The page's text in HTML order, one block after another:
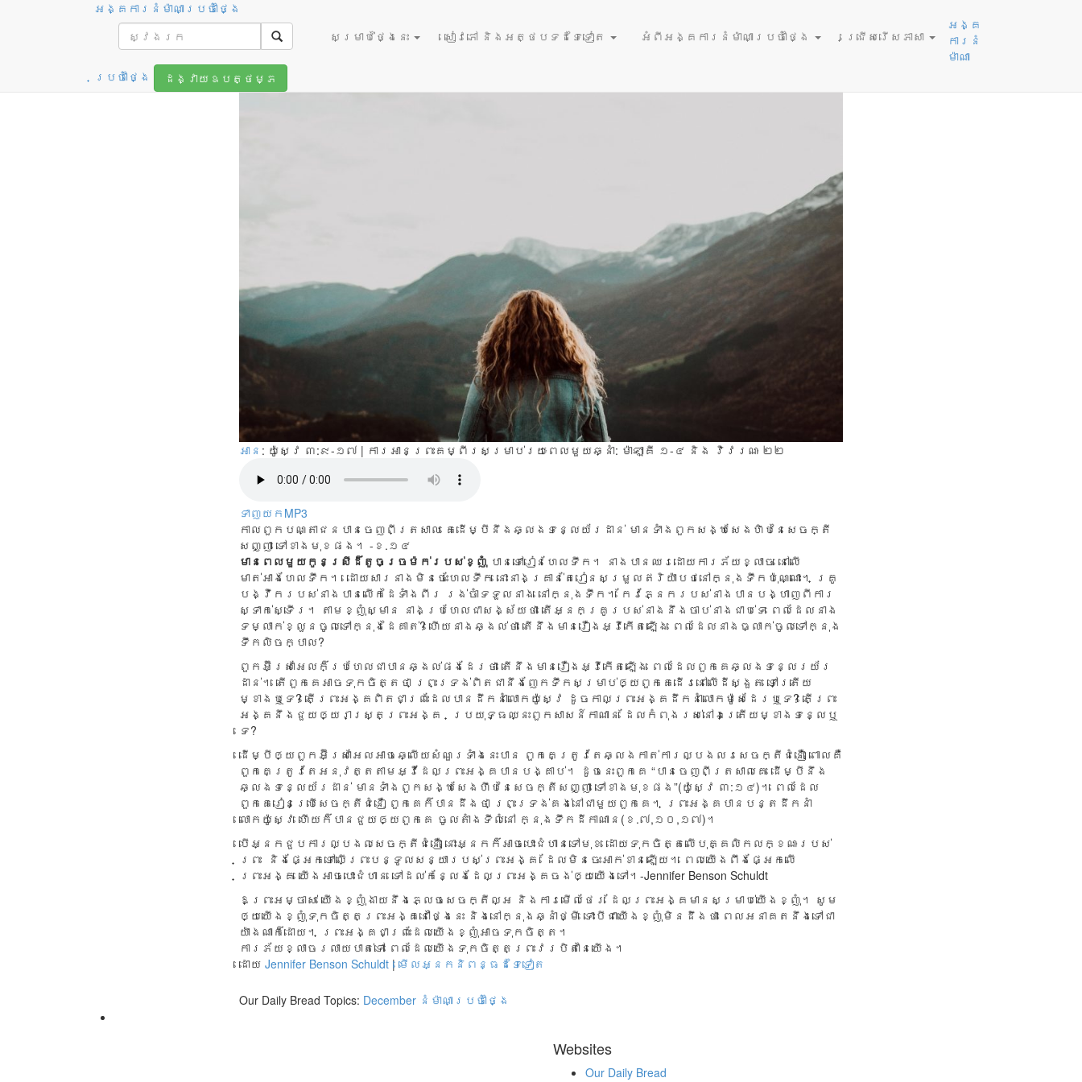
អង្គការនំម៉ាណាប្រចាំថ្ងៃ
សម្រាប់ថ្ងៃនេះ
សៀវភៅ និងអត្ថបទដទៃទៀត អំពីអង្គការនំម៉ាណាប្រចាំថ្ងៃ ជ្រើសរើសភាសា
អង្គ
ការនំ
ម៉ាណា
ប្រចាំថ្ងៃ
ដង្វាយឧបត្ថម្ភ
ឈរនៅមាត់ជ្រោះ
អាន : យ៉ូស្វេ ៣:៩-១៧ | ការអានព្រះគម្ពីរសម្រាប់រយៈពេលមួយឆ្នាំ: ម៉ាឡាគី ១-៤ និង វិវរណៈ ២២
ទាញយកMP3
កាល​ពួក​បណ្តាជន​បាន​ចេញ​ពី​ត្រសាល គេ​ដើម្បី​នឹង​ឆ្លង​ទន្លេ​យ័រដាន់ មាន​ទាំង​ពួក​សង្ឃ​សែង​ហិប​នៃ​សេចក្តី​
សញ្ញា ទៅ​ខាង​មុខ​ផង។ -ខ.១៤
មា នពេលមួយកូនស្រីដ៏តូចច្រម៉ក់របស់ខ្ញុំ បានទៅរៀនហែលទឹក។ នាងបានឈរដោយការភ័យខ្លាច នៅលើ
មាត់អាងហែលទឹក។ ដោយសារនាងមិនចេះហែលទឹក នោះនាងគ្រាន់តែរៀនសម្រួលឥរិយ៉ាបថនៅក្នុងទឹកប៉ុណ្ណោះ។ គ្រូ
បង្វឹករបស់នាងបានលើកដៃទាំងពីរ រង់ចាំទទួលនាង នៅក្នុងទឹក។ កែវភ្នែករបស់នាងបានបង្ហាញពីការ
ស្ទាក់ស្ទើរ។ តាមខ្ញុំស្មាន នាងប្រហែលជាសង្ស័យថា តើអ្នកគ្រូរបស់នាងនឹងចាប់នាងជាប់ទេ ពេលដែលនាង
ទម្លាក់ខ្លួនចូលទៅក្នុងដៃគាត់? ហើយនាងឆ្ងល់ថា តើនឹងមានរឿងអ្វីកើតឡើង ពេលដែលនាងធ្លាក់ចូលទៅក្នុង
ទឹកលិចក្បាល?
ពួកអ៊ីស្រាអែលក៏ប្រហែលជាបានឆ្ងល់ផងដែរថា តើនឹងមានរឿងអ្វីកើតឡើង ពេលដែលពួកគេឆ្លងទន្លេរយ័រ
ដាន់។ តើពួកគេអាចទុកចិត្តថា ព្រះទ្រង់ពិតជានឹងញែកទឹកសម្រាប់ឲ្យពួកគេដើរនៅលើដីស្ងួត ទៅត្រើយ
ម្ខាងឬទេ? តើព្រះអង្គពិតជាព្រះដែលបានដឹកនាំលោកយ៉ូស្វេ ដូចកាលព្រះអង្គដឹកនាំលោកម៉ូសេដែរឬទេ? តើព្រះ
អង្គនឹងជួយឲ្យរាស្រ្តព្រះអង្គ ប្រយុទ្ធឈ្នះពួកសាសន៍កាណាន ដែលកំពុងរស់នៅឯត្រើយម្ខាងទន្លេឬ
ទេ?
ដើម្បីឲ្យពួកអ៊ីស្រាអែលអាចឆ្លើយសំណួរទាំងនេះបាន ពួកគេត្រូវតែឆ្លងកាត់ការល្បងលរសេចក្តីជំនឿ ពោលគឺ
ពួកគេត្រូវតែអនុវត្តតាមអ្វីដែលព្រះអង្គបានបង្គាប់។ ដូចនេះពួកគេ “បានចេញពីត្រសាលគេ ដើម្បីនឹង
ឆ្លងទន្លេយ័រដាន់ មានទាំងពួកសង្ឃសែងហឹបនៃសេចក្តីសញ្ញា ទៅខាងមុខផង”(យ៉ូស្វេ ៣:១៤)។ ពេលដែល
ពួកគេរៀនប្រើសេចក្តីជំនឿ ពួកគេក៏បានដឹងថា ព្រះទ្រង់គង់នៅជាមួយពួកគេ។ ព្រះអង្គបានបន្តដឹកនាំ
លោកយ៉ូស្វេ ហើយក៏បានជួយឲ្យពួកគេ ចូលតាំងទីលំនៅ ក្នុងទឹកដីកាណាន(ខ.៧,១០,១៧)។
បើអ្នកជួបការល្បងលសេចក្តីជំនឿ នោះអ្នកក៏អាចបោះជំហានទៅមុខ ដោយទុកចិត្តលើបុគ្គលិកលក្ខណៈរបស់
ព្រះ និងផ្អែកទៅលើព្រះបន្ទូលសន្យារបស់ព្រះអង្គ ដែលមិនចេះអាក់ខានឡើយ។ ពេលយើងពឹងផ្អែកលើ
ព្រះអង្គ យើងអាចបោះជំហាន ទៅដល់កន្លែងដែលព្រះអង្គចង់ឲ្យយើងទៅ។-Jennifer Benson Schuldt
ឱ​ព្រះអ​ម្ចា​ស់ យើងខ្ញុំ​​ងាយ​នឹង​ភ្លេ​ច​សេច​ក្តី​ល្អ​ និងការមើលថែរ​ ដែល​ព្រះ​អង្គមា​នស​ម្រាប់​យើង​ខ្ញុំ។​ សូម​
ឲ្យយើង​ខ្ញុំ​ទុក​ចិ​ត្ត​ព្រះអ​ង្គ​នៅថ្ងៃនេះ និង​នៅក្នុង​ឆ្នាំថ្មី​ ទោះបី​ជា​យើង​ខ្ញុំ​​មិន​ដឹ​ងថា​ ពេលអនាគត​នឹង​ទៅ​ជា​
យ៉ា​ងណា​ក៏ដោ​យ​។ ព្រះអ​ង្គ​ជាព្រះ​ដែល​យើង​ខ្ញុំ​អាចទុ​ក​ចិ​ត្ត។
ការ​ភ័យ​ខ្លា​ចរ​លា​យ​បាត់​ទៅ​ ពេល​ដែល​យើង​ទុ​ក​ចិ​ត្ត​ព្រះវរបិតា​នៃ​យើង​។
ដោយ Jennifer Benson Schuldt | មើលអ្នកនិពន្ធដទៃទៀត
Our Daily Bread Topics: December នំម៉ាណាប្រចាំថ្ងៃ
Websites
Our Daily Bread